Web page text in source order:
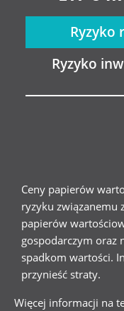
Ryzyko
Ryzyko
Ceny papierów
ryzyku związanemu
papierów
gospodarczym oraz
spadkom wartości.
przynieść straty.
Więcej informacji na